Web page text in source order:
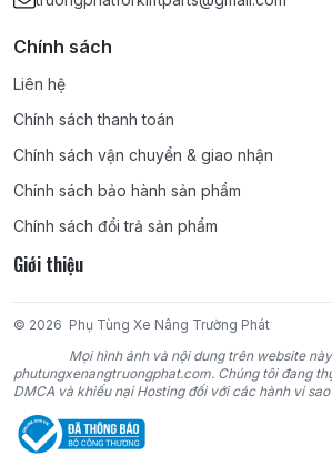
Chính sách
Liên hệ
Chính sách thanh toán
Chính sách vận chuyển & giao nhận
Chính sách bảo hành sản phẩm
Chính sách đổi trả sản phẩm
Giới thiệu
© 2026 Phụ Tùng Xe Nâng Trường Phát
Mọi hình ảnh và nội dung trên website
phutungxenangtruongphat.com. Chúng tôi đang
DMCA và khiếu nại Hosting đối với các hành vi